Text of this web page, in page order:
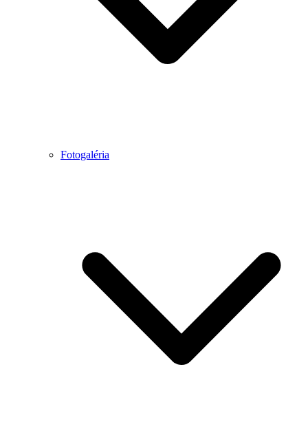
Fotogaléria